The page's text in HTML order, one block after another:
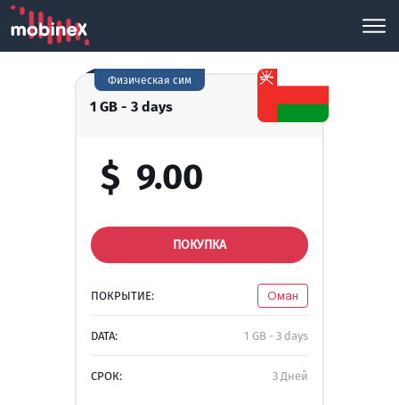
1 GB - 3 days
Физическая сим
$ 9.00
ПОКУПКА
ПОКРЫТИЕ: Оман
DATA: 1 GB - 3 days
СРОК: 3 Дней